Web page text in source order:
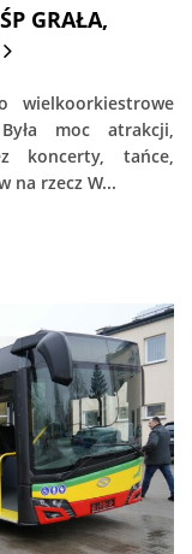
GRAŁA,
wielkoorkiestrowe
moc atrakcji,
koncerty, tańce,
na rzecz W...